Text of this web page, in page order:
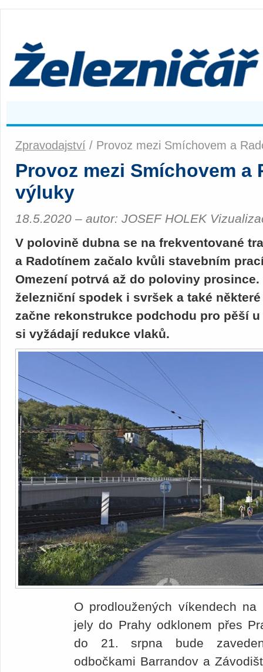
Zpravodajství / Provoz mezi Smíchovem a
Provoz mezi Smíchovem a
výluky
18.5.2020 – autor: JOSEF HOLEK
V polovině dubna se na frekventované
a Radotínem začalo kvůli stavebním
Omezení potrvá až do poloviny
železniční spodek i svršek a také
začne rekonstrukce podchodu pro pěší
si vyžádají redukce vlaků.
O prodloužených víkendech
jely do Prahy odklonem přes
do 21. srpna bude
odbočkami Barrandov a